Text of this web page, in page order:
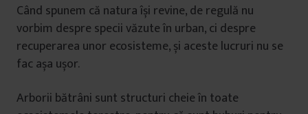
Când spunem că natura își revine, de regulă nu
vorbim despre specii văzute în urban, ci despre
recuperarea unor ecosisteme, și aceste lucruri nu se
fac așa ușor.
Arborii bătrâni sunt structuri cheie în toate